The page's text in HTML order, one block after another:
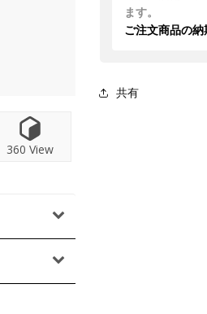
360 View
ます。
ご注文商品の納
共有